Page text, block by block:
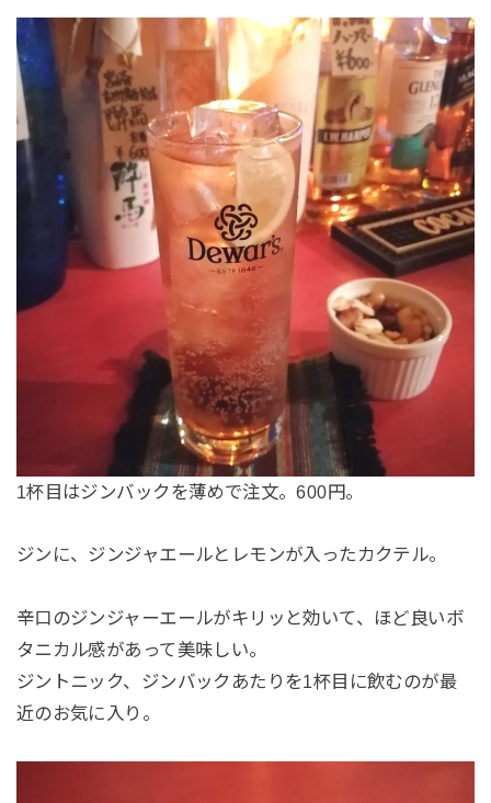
1杯目はジンバックを薄めで注文。600円。
ジンに、ジンジャエールとレモンが入ったカクテル。
辛口のジンジャーエールがキリッと効いて、ほど良いボ
タニカル感があって美味しい。
ジントニック、ジンバックあたりを1杯目に飲むのが最
近のお気に入り。